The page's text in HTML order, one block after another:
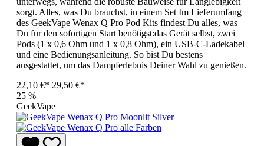
sorgt. Alles, was Du brauchst, in einem Set Im Lieferumfang
des GeekVape Wenax Q Pro Pod Kits findest Du alles, was
Du für den sofortigen Start benötigst:das Gerät selbst, zwei
Pods (1 x 0,6 Ohm und 1 x 0,8 Ohm), ein USB-C-Ladekabel
und eine Bedienungsanleitung. So bist Du bestens
ausgestattet, um das Dampferlebnis Deiner Wahl zu genießen.
22,10 €* 29,50 €*
25 %
GeekVape